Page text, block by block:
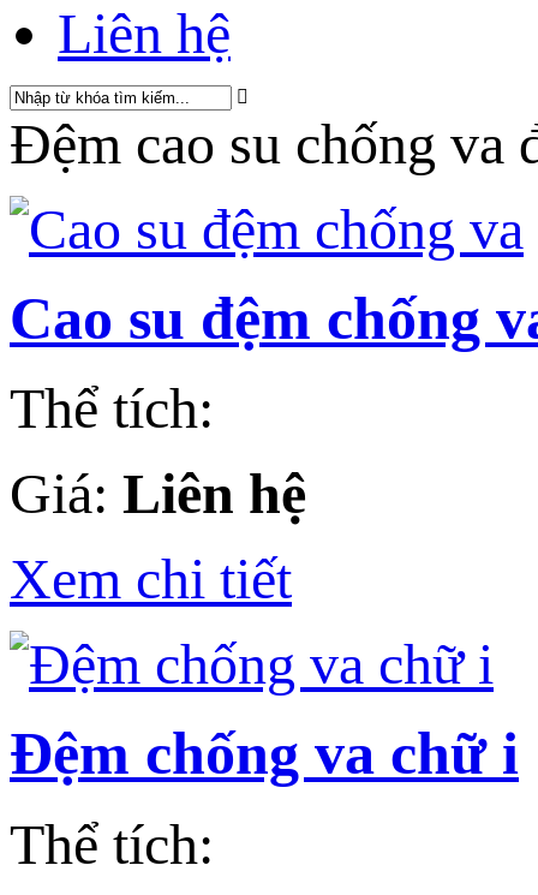
Liên hệ
Đệm cao su chống va
Cao su đệm chống
Thể tích:
Giá: Liên hệ
Xem chi tiết
Đệm chống va chữ i
Thể tích: